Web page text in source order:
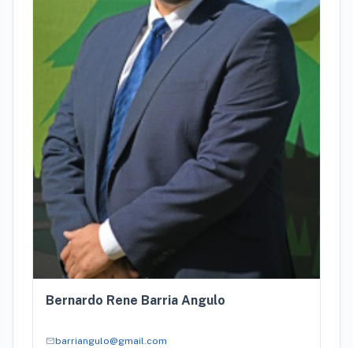
Bernardo Rene Barria Angulo
mailbarriangulo@gmail.com